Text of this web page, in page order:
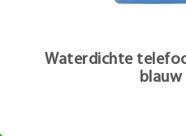
Waterdichte
blauw